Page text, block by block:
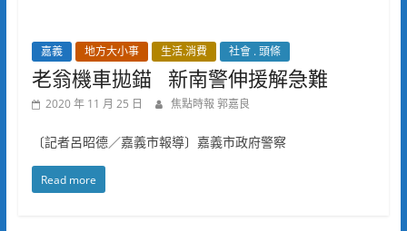
嘉義 地方大小事 生活.消費 社會 . 頭條
老翁機車拋錨 新南警伸援解急難
2020 年 11 月 25 日 焦點時報 郭嘉良
〔記者呂昭德／嘉義市報導〕嘉義市政府警察
Read more